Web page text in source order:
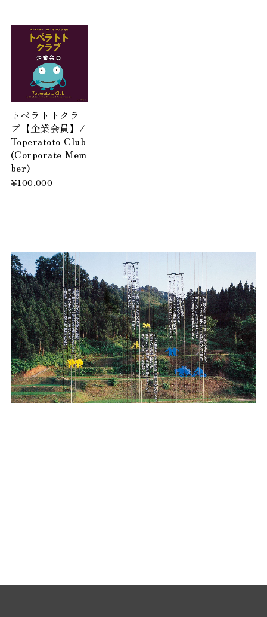
トペラトトクラ
ブ【企業会員】/
Toperatoto Club
(Corporate Mem
ber)
¥100,000